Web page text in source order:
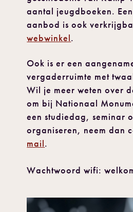
aantal jeugdboeken.
aanbod is ook
webwinkel.
Ook is er een
vergaderruimte met
Wil je meer weten over
om bij Nationaal
een studiedag, seminar
organiseren, neem dan
mail.
Wachtwoord wifi: